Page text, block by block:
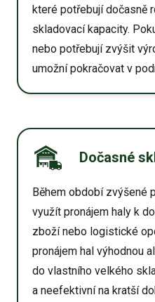
které potřebují dočasně
skladovací kapacity.
nebo potřebují zvýšit
umožní pokračovat v
Dočasné
Během období zvýšené
využít pronájem haly k
zboží nebo logistické
pronájem hal výhodnou
do vlastního velkého
a neefektivní na kratší